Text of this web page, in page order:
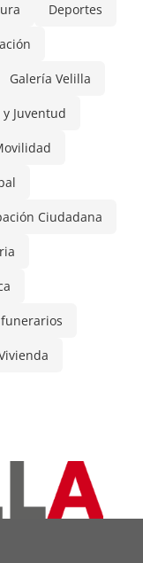
Deportes
Galería Velilla
Juventud
Ciudadana